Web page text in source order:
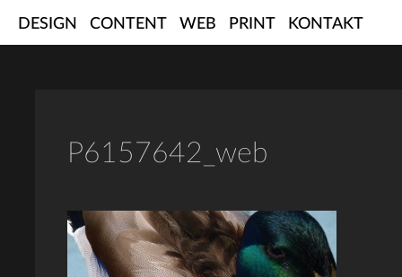
DESIGN CONTENT WEB PRINT KONTAKT
P6157642_web